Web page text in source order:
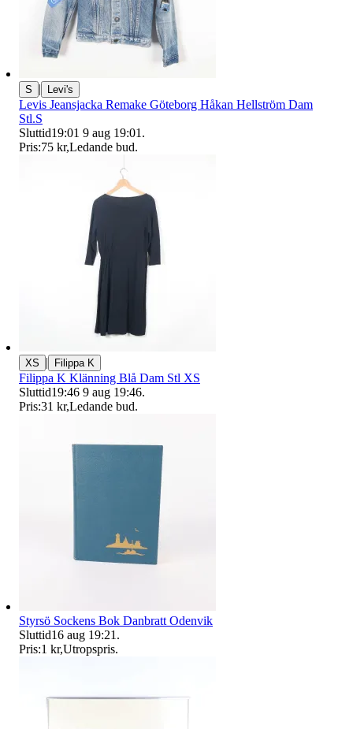
S | Levi's
Levis Jeansjacka Remake Göteborg Håkan Hellström Dam
Stl.S
Sluttid19:01 9 aug 19:01 .
Pris:75 kr,Ledande bud.
XS | Filippa K
Filippa K Klänning Blå Dam Stl XS
Sluttid19:46 9 aug 19:46.
Pris:31 kr,Ledande bud.
Styrsö Sockens Bok Danbratt Odenvik
Sluttid16 aug 19:21 .
Pris:1 kr,Utropspris.